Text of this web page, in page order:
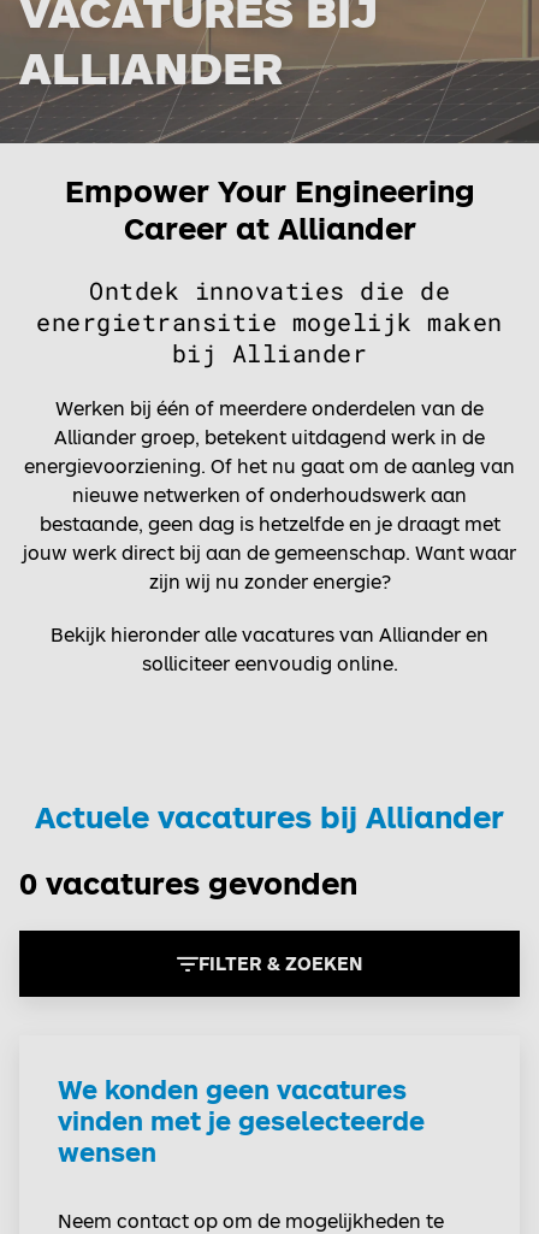
ALLIANDER
Empower Your Engineering
Career at Alliander
Ontdek innovaties die de
energietransitie mogelijk maken
bij Alliander
Werken bij één of meerdere onderdelen van de
Alliander groep, betekent uitdagend werk in de
energievoorziening. Of het nu gaat om de aanleg van
nieuwe netwerken of onderhoudswerk aan
bestaande, geen dag is hetzelfde en je draagt met
jouw werk direct bij aan de gemeenschap. Want waar
zijn wij nu zonder energie?
Bekijk hieronder alle vacatures van Alliander en
solliciteer eenvoudig online.
Actuele vacatures bij Alliander
0 vacatures gevonden
FILTER & ZOEKEN
We konden geen vacatures
vinden met je geselecteerde
wensen
Neem contact op om de mogelijkheden te